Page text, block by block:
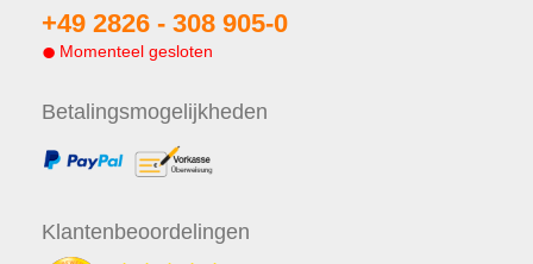
+49 2826 - 308 905-0
Momenteel gesloten
Betalingsmogelijkheden
Klantenbeoordelingen